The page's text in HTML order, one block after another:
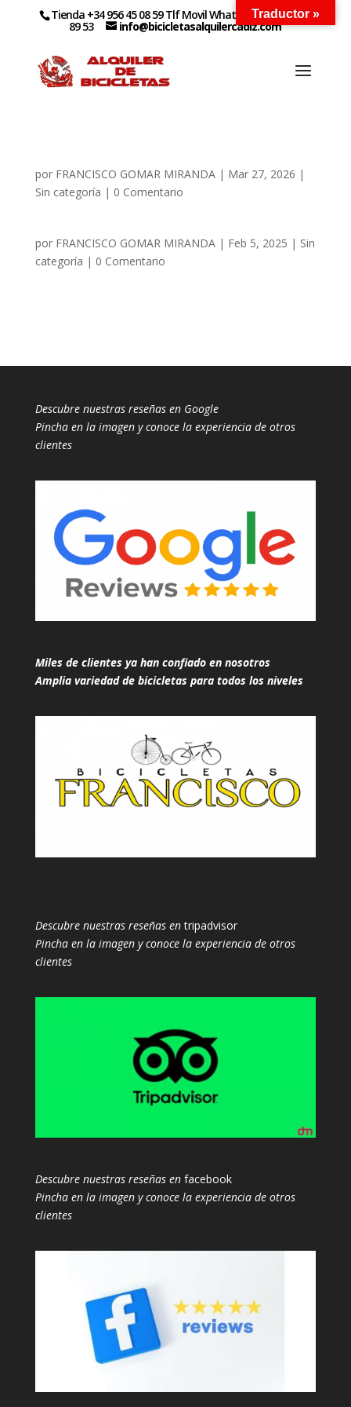
Tienda +34 956 45 08 59 Tlf Movil WhatsApp +34 627 14
89 53 info@bicicletasalquilercadiz.com
por FRANCISCO GOMAR MIRANDA| Mar 27, 2026 |
Sin categoría | 0 Comentario
por FRANCISCO GOMAR MIRANDA| Feb 5, 2025 | Sin
categoría | 0 Comentario
Descubre nuestras reseñas en Google
Pincha en la imagen y conoce la experiencia de otros
clientes
Miles de clientes ya han confiado en nosotros
Amplia variedad de bicicletas para todos los niveles
Descubre nuestras reseñas entripadvisor
Pincha en la imagen y conoce la experiencia de otros
clientes
Descubre nuestras reseñas enfacebook
Pincha en la imagen y conoce la experiencia de otros
clientes
Traductor »